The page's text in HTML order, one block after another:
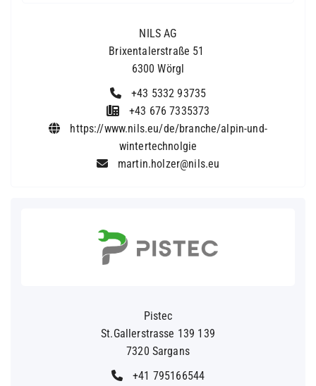
NILS AG
Brixentalerstraße 51
6300 Wörgl
+43 5332 93735
+43 676 7335373
https://www.nils.eu/de/branche/alpin-und-
wintertechnolgie
martin.holzer@nils.eu
Pistec
St.Gallerstrasse 139 139
7320 Sargans
+41 795166544